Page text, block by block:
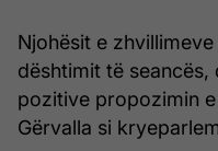
Njohësit e
dështimit të seancës,
pozitive propozimin
Gërvalla si